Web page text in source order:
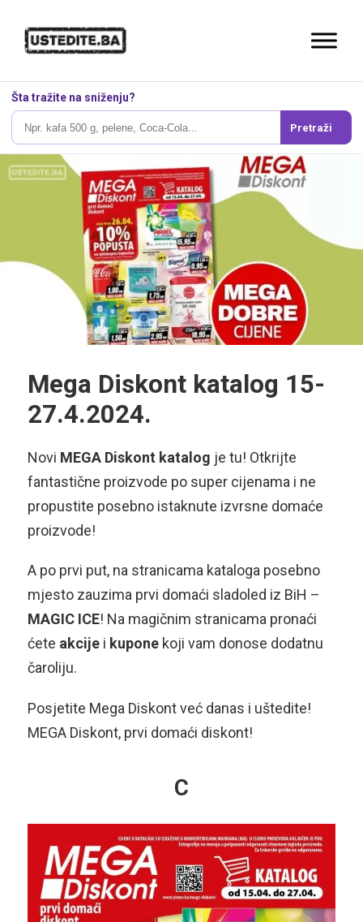
Šta tražite na sniženju?
Pretraži
Mega Diskont katalog 15-
27.4.2024.
Novi MEGA Diskont katalog je tu! Otkrijte
fantastične proizvode po super cijenama i ne
propustite posebno istaknute izvrsne domaće
proizvode!
A po prvi put, na stranicama kataloga posebno
mjesto zauzima prvi domaći sladoled iz BiH –
MAGIC ICE! Na magičnim stranicama pronaći
ćete akcijei kuponekoji vam donose dodatnu
čaroliju.
Posjetite Mega Diskont već danas i uštedite!
MEGA Diskont, prvi domaći diskont!
C